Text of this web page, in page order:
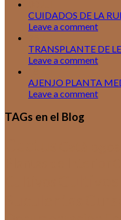
CUIDADOS DE LA
Leave a comment
TRANSPLANTE DE
Leave a comment
AJENJO PLANTA
Leave a comment
TAGs en el Blog